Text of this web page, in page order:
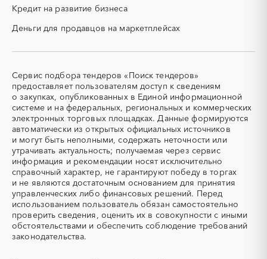
ПГС (песчано-гравийная
смесь)
СВО
СКС (структурированные
СКУД
СОЖ (смазочно-
ТЭН
(Теплоэлектронагреватель)
УДС (установки
депарафинизации скважин)
УКПГ
ЯТЭК
Аварийные работы
Авиаперевозка
Авиационные работы
Авиационные работы
вертолетами
Автобус
Автовозы
Автогрейдер
Автозапчасти
Автоматизация
Автомобили
Автомобильные весы
Авторский надзор
Автотранспорт
Автоцистерны пожарные
Адсорбенты
Красноярский край
Магаданская область
Марий Эл
Московская область
Мурманская область
Ненецкий AО
Нижегородская область
Новгородская область
Новосибирская область
Омская область
Оренбургская область
Орловская область
Пензенская область
Пермский край
Приморский край
Псковская область
Ростовская область
Рязанская область
Самарская область
Санкт-Петербург
Саратовская область
Сахалинская область
Свердловская область
Севастополь
Кредит на развитие бизнеса
Деньги для продавцов на маркетплейсах
Сервис подбора тендеров «Поиск тендеров»
предоставляет пользователям доступ к сведениям
о закупках, опубликованных в Единой информационной
системе и на федеральных, региональных и коммерческих
электронных торговых площадках. Данные формируются
автоматически из открытых официальных источников
и могут быть неполными, содержать неточности или
утрачивать актуальность; получаемая через сервис
информация и рекомендации носят исключительно
справочный характер, не гарантируют победу в торгах
и не являются достаточным основанием для принятия
управленческих либо финансовых решений. Перед
использованием пользователь обязан самостоятельно
проверить сведения, оценить их в совокупности с иными
обстоятельствами и обеспечить соблюдение требований
законодательства.